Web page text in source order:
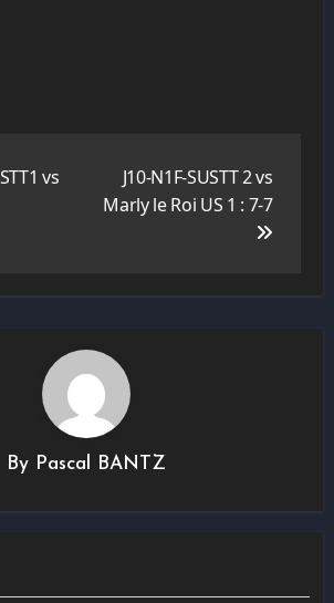
vs
J10-N1F-SUSTT 2 vs
Marly le Roi US 1 : 7-7
By Pascal BANTZ